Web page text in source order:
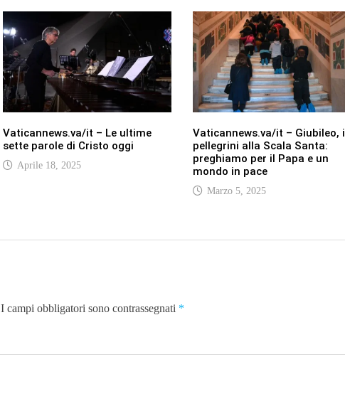
Vaticannews.va/it – Le ultime
sette parole di Cristo oggi
Aprile 18, 2025
Vaticannews.va/it – Giubileo, i
pellegrini alla Scala Santa:
preghiamo per il Papa e un
mondo in pace
Marzo 5, 2025
I campi obbligatori sono contrassegnati *